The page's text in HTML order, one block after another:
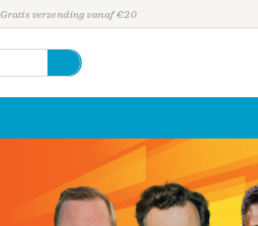
Gratis verzending vanaf €20
Personen
Trefwoorden